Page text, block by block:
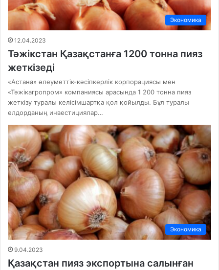
Экономика
12.04.2023
Тәжікстан Қазақстанға 1200 тонна пияз
жеткізеді
«Астана» әлеуметтік-кәсіпкерлік корпорациясы мен
«Тәжікагропром» компаниясы арасында 1 200 тонна пияз
жеткізу туралы келісімшартқа қол қойылды. Бұл туралы
елдорданың инвестициялар…
Экономика
9.04.2023
Қазақстан пияз экспортына салынған